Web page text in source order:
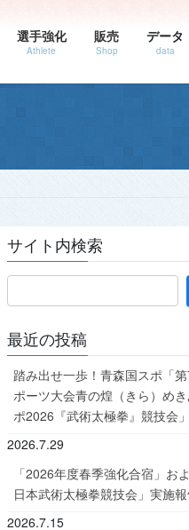
選手強化
Athlete
販売
Shop
データ
data
サイト内検索
最近の投稿
踏み出せ一歩！青森国スポ「
ポーツ大会青の煌（きら）め
ポ2026『武術太極拳』競技会
2026.7.29
「2026年度春季強化合宿」お
日本武術太極拳競技会」実施
2026.7.15